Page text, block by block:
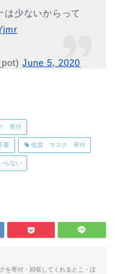
は少ないからって
June 5, 2020
寄付
要 佐賀 マスク 寄付
らない
を寄付・回収してくれるとこ・ほ